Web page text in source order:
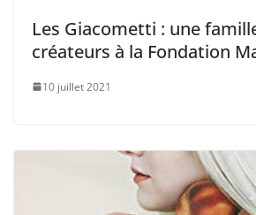
Les Giacometti : une
créateurs à la Fondation
10 juillet 2021